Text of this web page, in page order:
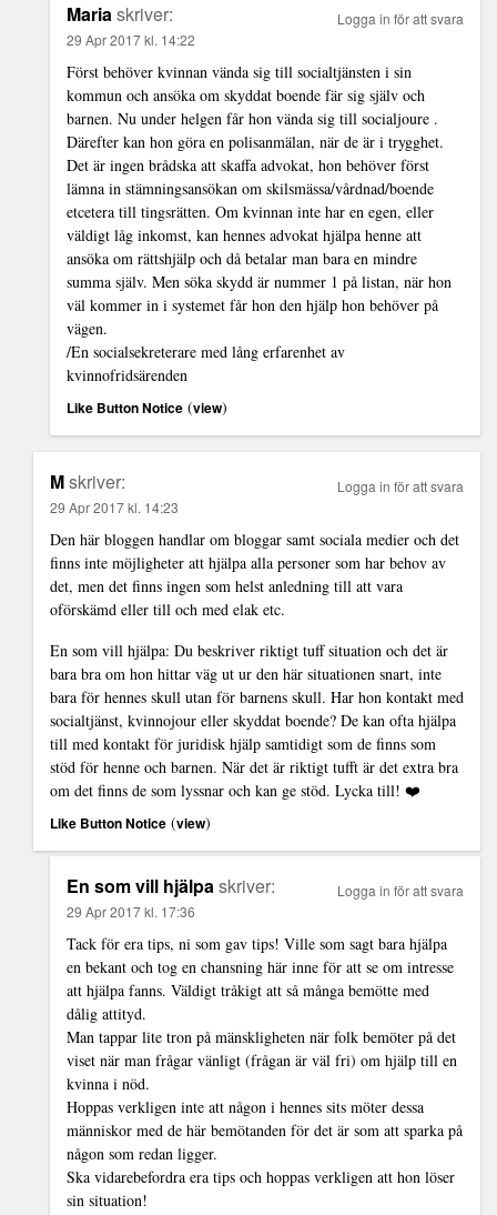
Mariaskriver:
29 Apr 2017 kl. 14:22
Först behöver kvinnan vända sig till socialtjänsten i sin
kommun och ansöka om skyddat boende fär sig själv och
barnen. Nu under helgen får hon vända sig till socialjoure .
Därefter kan hon göra en polisanmälan, när de är i trygghet.
Det är ingen brådska att skaffa advokat, hon behöver först
lämna in stämningsansökan om skilsmässa/vårdnad/boende
etcetera till tingsrätten. Om kvinnan inte har en egen, eller
väldigt låg inkomst, kan hennes advokat hjälpa henne att
ansöka om rättshjälp och då betalar man bara en mindre
summa själv. Men söka skydd är nummer 1 på listan, när hon
väl kommer in i systemet får hon den hjälp hon behöver på
vägen.
/En socialsekreterare med lång erfarenhet av
kvinnofridsärenden
Like Button Notice (view)
Logga in för att svara
Mskriver:
29 Apr 2017 kl. 14:23
Den här bloggen handlar om bloggar samt sociala medier och det
finns inte möjligheter att hjälpa alla personer som har behov av
det, men det finns ingen som helst anledning till att vara
oförskämd eller till och med elak etc.
En som vill hjälpa: Du beskriver riktigt tuff situation och det är
bara bra om hon hittar väg ut ur den här situationen snart, inte
bara för hennes skull utan för barnens skull. Har hon kontakt med
socialtjänst, kvinnojour eller skyddat boende? De kan ofta hjälpa
till med kontakt för juridisk hjälp samtidigt som de finns som
stöd för henne och barnen. När det är riktigt tufft är det extra bra
om det finns de som lyssnar och kan ge stöd. Lycka till! ❤️
Like Button Notice (view)
Logga in för att svara
En som vill hjälpaskriver:
29 Apr 2017 kl. 17:36
Tack för era tips, ni som gav tips! Ville som sagt bara hjälpa
en bekant och tog en chansning här inne för att se om intresse
att hjälpa fanns. Väldigt tråkigt att så många bemötte med
dålig attityd.
Man tappar lite tron på mänskligheten när folk bemöter på det
viset när man frågar vänligt (frågan är väl fri) om hjälp till en
kvinna i nöd.
Hoppas verkligen inte att någon i hennes sits möter dessa
människor med de här bemötanden för det är som att sparka på
någon som redan ligger.
Ska vidarebefordra era tips och hoppas verkligen att hon löser
sin situation!
Logga in för att svara